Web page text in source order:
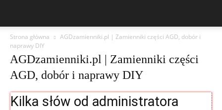
Strona główna
AGDzamienniki.pl | Zamienniki części AGD, dobór i
naprawy DIY
AGDzamienniki.pl | Zamienniki części
AGD, dobór i naprawy DIY
Kilka słów od administratora